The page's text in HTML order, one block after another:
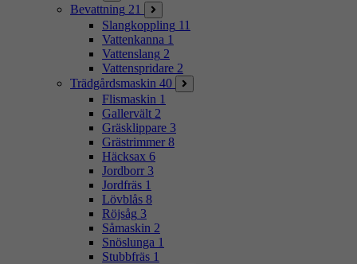
Bevattning 21
Slangkoppling 11
Vattenkanna 1
Vattenslang 2
Vattenspridare 2
Trädgårdsmaskin 40
Flismaskin 1
Gallervält 2
Gräsklippare 3
Grästrimmer 8
Häcksax 6
Jordborr 3
Jordfräs 1
Lövblås 8
Röjsåg 3
Såmaskin 2
Snöslunga 1
Stubbfräs 1